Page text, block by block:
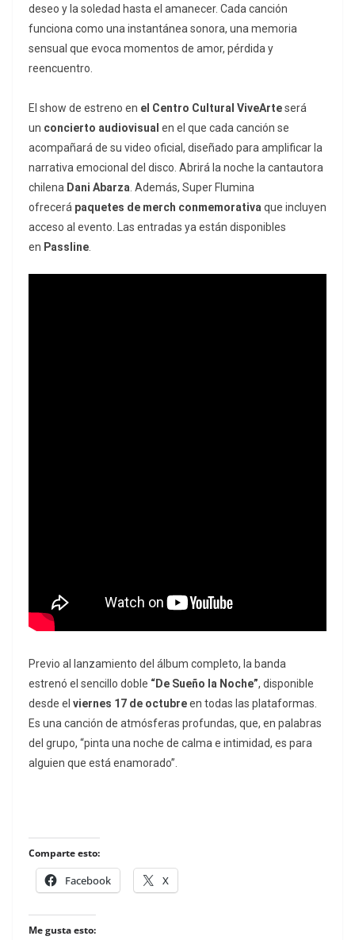
deseo y la soledad hasta el amanecer. Cada canción
funciona como una instantánea sonora, una memoria
sensual que evoca momentos de amor, pérdida y
reencuentro.
El show de estreno en el Centro Cultural ViveArteserá
un concierto audiovisual en el que cada canción se
acompañará de su video oficial, diseñado para amplificar la
narrativa emocional del disco. Abrirá la noche la cantautora
chilena Dani Abarza . Además, Super Flumina
ofrecerá paquetes de merch conmemorativa que incluyen
acceso al evento. Las entradas ya están disponibles
en Passline
Previo al lanzamiento del álbum completo, la banda
estrenó el sencillo doble “De Sueño la Noche”, disponible
desde el viernes 17 de octubreen todas las plataformas.
Es una canción de atmósferas profundas, que, en palabras
del grupo, “pinta una noche de calma e intimidad, es para
alguien que está enamorado”.
Comparte esto:
Facebook X
Me gusta esto: